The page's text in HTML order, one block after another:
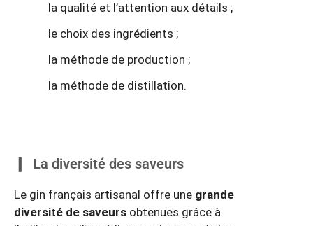
la qualité et l’attention aux détails ;
le choix des ingrédients ;
la méthode de production ;
la méthode de distillation.
La diversité des saveurs
Le gin français artisanal offre une grande
diversité de saveurs obtenues grâce à